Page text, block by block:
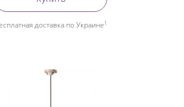
доставка по Украине1